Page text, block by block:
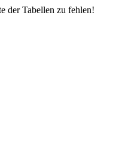
der Tabellen zu fehlen!